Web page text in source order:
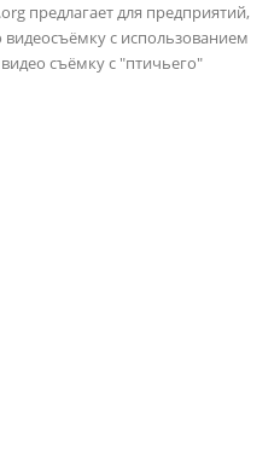
предлагает для предприятий,
с использованием
съёмку с "птичьего"